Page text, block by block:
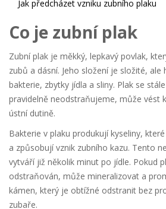
Jak předcházet vzniku zubního plaku
Co je zubní plak
Zubní plak je měkký, lepkavý povlak,
zubů a dásní. Jeho složení je složité,
bakterie, zbytky jídla a sliny. Plak se
pravidelně neodstraňujeme, může vést
ústní dutině.
Bakterie v plaku produkují kyseliny,
a způsobují vznik zubního kazu. Tento
vytváří již několik minut po jídle. Pokud
odstraňován, může mineralizovat a
kámen, který je obtížné odstranit bez
zubaře.